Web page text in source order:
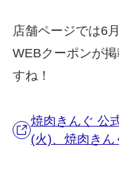
店舗ページでは6
WEBクーポンが
すね！
焼肉きんぐ 公
(火)、焼肉き